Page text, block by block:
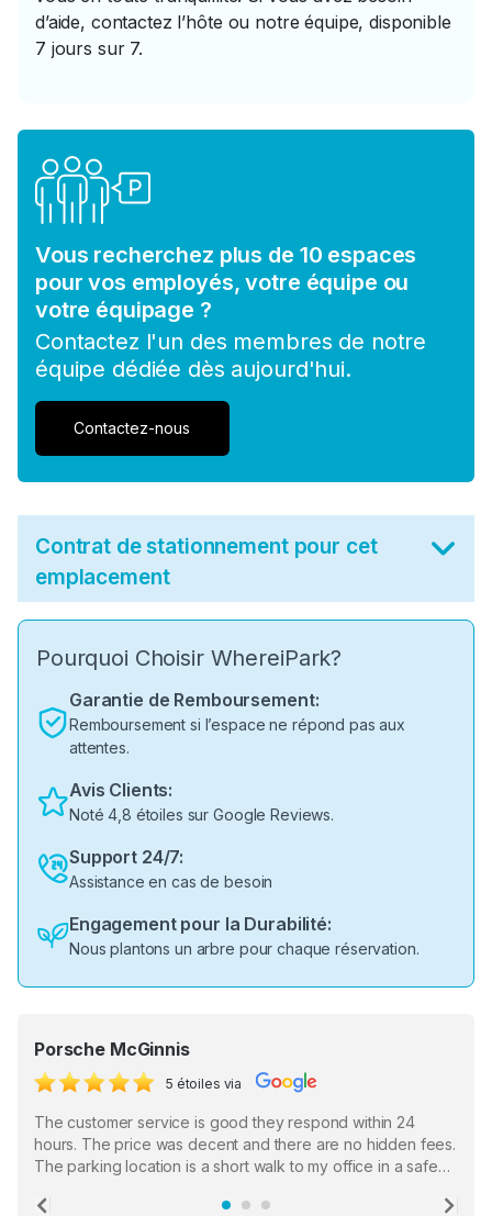
d’aide, contactez l’hôte ou notre équipe, disponible
7 jours sur 7.
Vous recherchez plus de 10 espaces
pour vos employés, votre équipe ou
votre équipage ?
Contactez l'un des membres de notre
équipe dédiée dès aujourd'hui.
Contactez-nous
Contrat de stationnement pour cet
emplacement
Pourquoi Choisir WhereiPark?
Garantie de Remboursement:
Remboursement si l’espace ne répond pas aux
attentes.
Avis Clients:
Noté 4,8 étoiles sur Google Reviews.
Support 24/7:
Assistance en cas de besoin
Engagement pour la Durabilité:
Nous plantons un arbre pour chaque réservation.
Porsche McGinnis
5 étoiles via
The customer service is good they respond within 24
hours. The price was decent and there are no hidden fees.
The parking location is a short walk to my office in a safe
the staff who serve as a third party in distributing the